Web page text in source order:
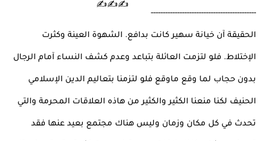
--------------------------------------------
الحقيقة آن خيانة سهير كانت بدافع. الشهوة العينة وكثرت
الإختلاط. فلو لتزمت العائلة بتباعد وعدم كشف النساء آمام الرجال
بدون حجاب لما وقع ماوقع فلو لتزمنا بتعاليم الدين الإسلامي
الحنيف لكنا منعنا الكثير والكثير من هاذه العلاقات المحرمة والتي
تحدث في كل مكان وزمان وليس هناك مجتمع بعيد عنها فقد